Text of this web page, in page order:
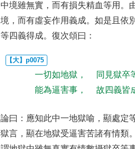
中境雖無實 ， 而有損失精血等用 。
境 ， 而有虛妄作用義成。如是且依
等四義得成。復次頌曰 ：
一切如地獄 ，
同見獄卒
能為逼害事 ， 故四義皆
論曰 ： 應知此中一地獄喻 ，顯處定
獄言 ，顯在地獄受逼害苦諸有情類